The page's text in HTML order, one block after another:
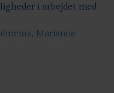
i arbejdet med
Marianne